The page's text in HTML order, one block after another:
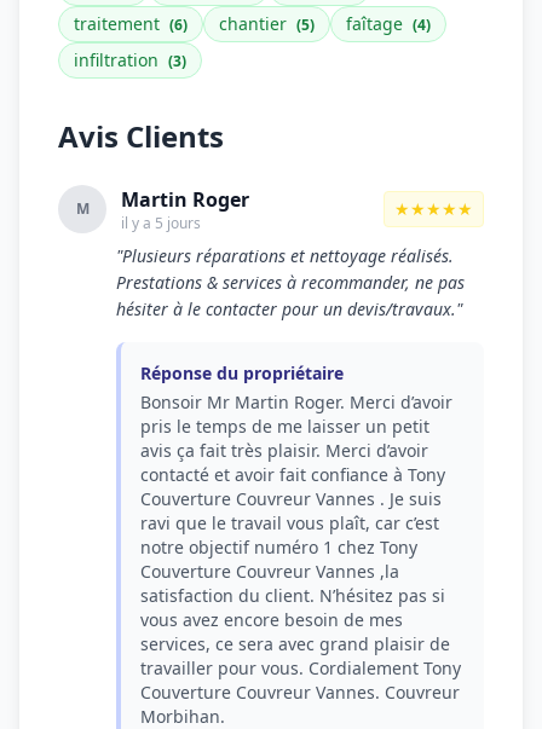
traitement (6) chantier (5) faîtage (4)
infiltration (3)
Avis Clients
M Martin Roger
il y a 5 jours
★★★★★
"Plusieurs réparations et nettoyage réalisés.
Prestations & services à recommander, ne pas
hésiter à le contacter pour un devis/travaux."
Réponse du propriétaire
Bonsoir Mr Martin Roger. Merci d’avoir
pris le temps de me laisser un petit
avis ça fait très plaisir. Merci d’avoir
contacté et avoir fait confiance à Tony
Couverture Couvreur Vannes . Je suis
ravi que le travail vous plaît, car c’est
notre objectif numéro 1 chez Tony
Couverture Couvreur Vannes ,la
satisfaction du client. N’hésitez pas si
vous avez encore besoin de mes
services, ce sera avec grand plaisir de
travailler pour vous. Cordialement Tony
Couverture Couvreur Vannes. Couvreur
Morbihan.